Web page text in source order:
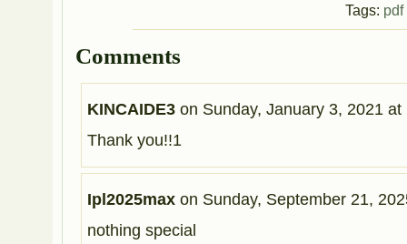
Tags: pdf
Comments
KINCAIDE3on Sunday, January 3, 2021 at
Thank you!!1
Ipl2025maxon Sunday, September 21,
nothing special